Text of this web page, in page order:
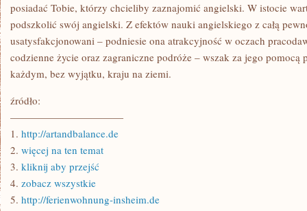
posiadać Tobie, którzy chcieliby zaznajomić angielski. W istocie
podszkolić swój angielski. Z efektów nauki angielskiego z całą
usatysfakcjonowani – podniesie ona atrakcyjność w oczach
codzienne życie oraz zagraniczne podróże – wszak za jego pomocą
każdym, bez wyjątku, kraju na ziemi.
źródło:
———————————
1. http://artandbalance.de
2. więcej na ten temat
3. kliknij aby przejść
4. zobacz wszystkie
5. http://ferienwohnung-insheim.de